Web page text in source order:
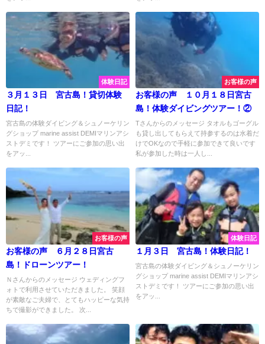
体験日記
３月１３日 宮古島！貸切体験
日記！
宮古島の体験ダイビング＆シュノーケリン
グショップ marine assist DEMIマリンアシ
ストデミです！ ツアーにご参加の思い出
をアッ...
お客様の声
お客様の声 １０月１８日宮古
島！体験ダイビングツアー！②
Tさんからのメッセージ タオルもゴーグル
も貸し出してもらえて持参するのは水着だ
けでOKなので手軽に参加できて良いです
私が参加した時は一人し...
お客様の声
お客様の声 ６月２８日宮古
島！ドローンツアー！
Ｎさんからのメッセージ ウェディングフ
ォトで利用させていただきました。 笑顔
が素敵なご夫婦で、とてもハッピーな気持
ちで撮影ができました。 次...
体験日記
１月３日 宮古島！体験日記！
宮古島の体験ダイビング＆シュノーケリン
グショップ marine assist DEMIマリンアシ
ストデミです！ ツアーにご参加の思い出
をアッ...